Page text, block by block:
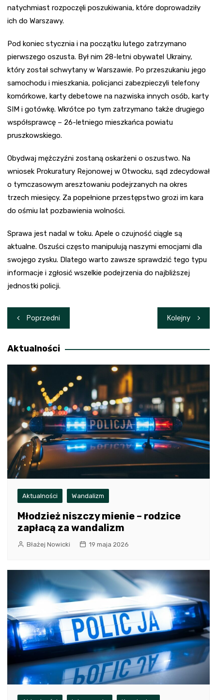
natychmiast rozpoczęli poszukiwania, które doprowadziły
ich do Warszawy.
Pod koniec stycznia i na początku lutego zatrzymano
pierwszego oszusta. Był nim 28-letni obywatel Ukrainy,
który został schwytany w Warszawie. Po przeszukaniu jego
samochodu i mieszkania, policjanci zabezpieczyli telefony
komórkowe, karty debetowe na nazwiska innych osób, karty
SIM i gotówkę. Wkrótce po tym zatrzymano także drugiego
współsprawcę – 26-letniego mieszkańca powiatu
pruszkowskiego.
Obydwaj mężczyźni zostaną oskarżeni o oszustwo. Na
wniosek Prokuratury Rejonowej w Otwocku, sąd zdecydował
o tymczasowym aresztowaniu podejrzanych na okres
trzech miesięcy. Za popełnione przestępstwo grozi im kara
do ośmiu lat pozbawienia wolności.
Sprawa jest nadal w toku. Apele o czujność ciągle są
aktualne. Oszuści często manipulują naszymi emocjami dla
swojego zysku. Dlatego warto zawsze sprawdzić tego typu
informacje i zgłosić wszelkie podejrzenia do najbliższej
jednostki policji.
Nawigacja
wpisu
Poprzedni Kolejny
Aktualności
Aktualności Wandalizm
Młodzież niszczy mienie – rodzice
zapłacą za wandalizm
Błażej Nowicki 19 maja 2026